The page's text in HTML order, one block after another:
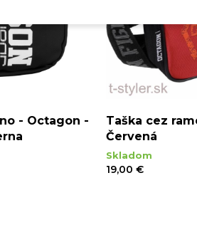
- Octagon -
Taška cez
Červená
Skladom
19,00 €